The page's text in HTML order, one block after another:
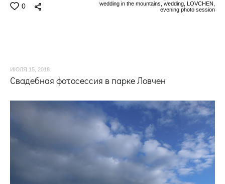
0 wedding in the mountains, wedding,
LOVCHEN,
evening photo session
ИЮЛЯ 15, 2018
Свадебная фотосессия в парке Ловчен